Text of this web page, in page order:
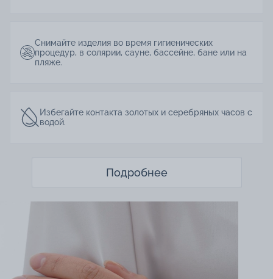
Снимайте изделия во время гигиенических
процедур, в солярии, сауне, бассейне, бане или на
пляже.
Избегайте контакта золотых и серебряных часов с
водой.
Подробнее